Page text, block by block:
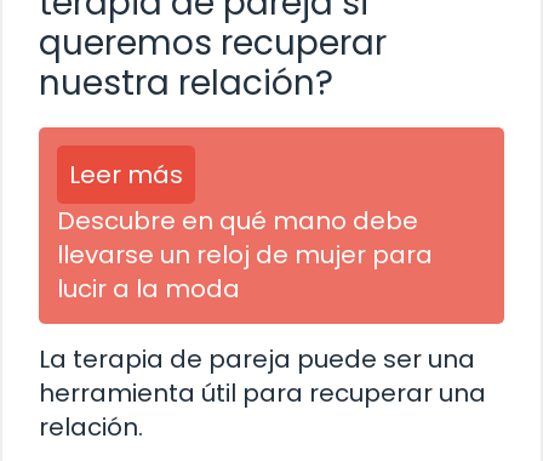
queremos recuperar
nuestra relación?
Leer más
Descubre en qué mano debe
llevarse un reloj de mujer para
lucir a la moda
La terapia de pareja puede ser una
herramienta útil para recuperar una
relación.